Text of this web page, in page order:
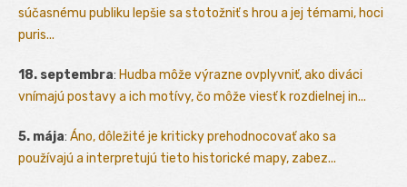
súčasnému publiku lepšie sa stotožniť s hrou a jej témami, hoci
puris...
18. septembra: Hudba môže výrazne ovplyvniť, ako diváci
vnímajú postavy a ich motívy, čo môže viesť k rozdielnej in...
5. mája: Áno, dôležité je kriticky prehodnocovať ako sa
používajú a interpretujú tieto historické mapy, zabez...